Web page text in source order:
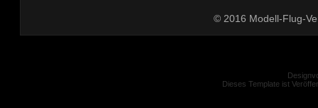
© 2016 Modell-Flug-
Dieses Template ist